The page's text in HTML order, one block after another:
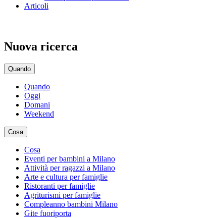
Articoli
Nuova ricerca
Quando
Quando
Oggi
Domani
Weekend
Cosa
Cosa
Eventi per bambini a Milano
Attività per ragazzi a Milano
Arte e cultura per famiglie
Ristoranti per famiglie
Agriturismi per famiglie
Compleanno bambini Milano
Gite fuoriporta